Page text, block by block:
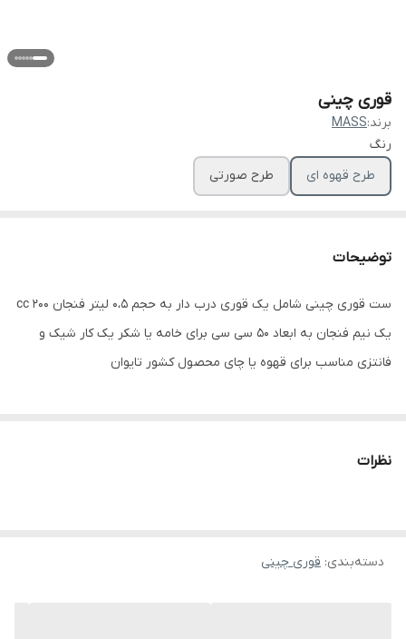
قوری چینی
برند:MASS
رنگ
طرح قهوه ای
طرح صورتی
توضیحات
ست قوری چینی شامل یک قوری درب دار به حجم 0،5 لیتر فنجان 200 cc
یک نیم فنجان به ابعاد 50 سی سی برای خامه یا شکر یک کار شیک و
فانتزی مناسب برای قهوه یا چای محصول کشور تایوان
نظرات
دسته‌بندی: قوری چینی